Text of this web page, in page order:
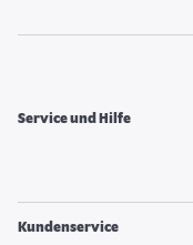
Service und Hilfe
Kundenservice